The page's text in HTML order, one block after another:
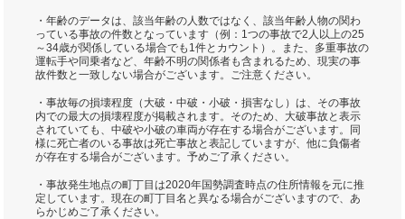
・年齢のデータは、該当年齢の人数ではなく、該当年齢人物の関わ
っている事故の件数となっています（例：1つの事故で2人以上の25
～34歳が関係している場合でも1件とカウント）。また、多重事故の
運転手や同乗者など、年齢不明の関係者も含まれるため、現実の事
故件数と一致しない場合がございます。ご注意ください。
・事故毎の損壊程度（大破・中破・小破・損害なし）は、その事故
内での最大の損壊程度が掲載されます。そのため、大破事故と表示
されていても、中破や小破の車両が存在する場合がございます。同
様に死亡者のいる事故は死亡事故と表記していますが、他に負傷者
が存在する場合がございます。予めご了承ください。
・事故発生地点の町丁目は2020年国勢調査時点の住所情報を元に推
定しています。現在の町丁目名と異なる場合がございますので、あ
らかじめご了承ください。